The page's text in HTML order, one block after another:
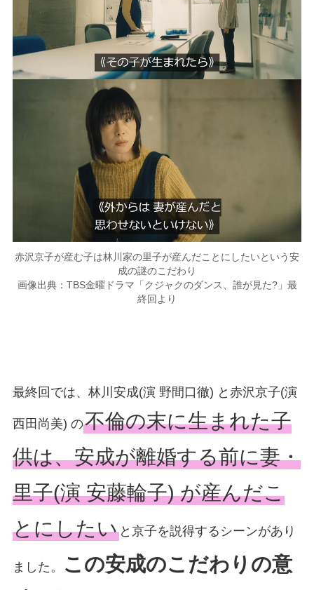
赤沢京子が産む子は林川家の里子が産んだことにしたいという安
成の謎のこだわり
画像出典：TBS金曜ドラマ「クジャクのダンス、誰が見た?」最
終回より
最終回では、林川安成(演 野間口徹) と赤沢京子(演
西田尚美) の不倫の末に生まれた子
供は、安成が離婚する前に妻・
里子(演 安藤輪子) が産んだこ
とにしたいと京子を説得するシーンがあり
ました。
この安成のこだわりの意